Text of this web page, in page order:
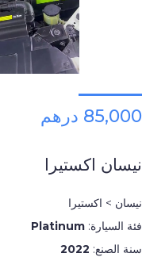
85,000 درهم
نيسان اكستيرا
نيسان > اكستيرا
فئة السيارة: Platinum
سنة الصنع: 2022